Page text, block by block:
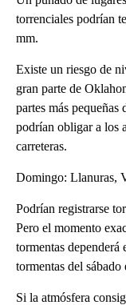
torrenciales podrían
mm.
Existe un riesgo de
gran parte de
partes más
podrían obligar a los
carreteras.
Domingo: Llanuras,
Podrían registrarse
Pero el momento
tormentas dependerá
tormentas del sábado
Si la atmósfera